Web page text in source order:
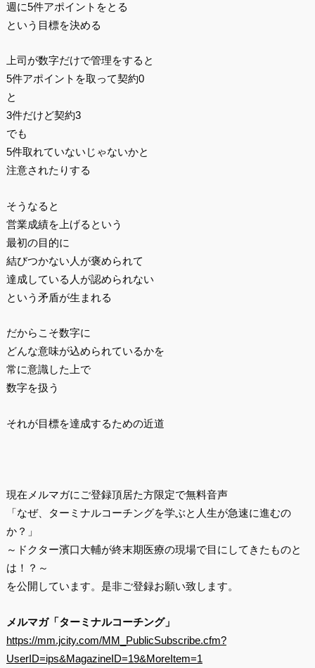
週に5件アポイントをとる
という目標を決める
上司が数字だけで管理をすると
5件アポイントを取って契約0
と
3件だけど契約3
でも
5件取れていないじゃないかと
注意されたりする
そうなると
営業成績を上げるという
最初の目的に
結びつかない人が褒められて
達成している人が認められない
という矛盾が生まれる
だからこそ数字に
どんな意味が込められているかを
常に意識した上で
数字を扱う
それが目標を達成するための近道
現在メルマガにご登録頂居た方限定で無料音声
「なぜ、ターミナルコーチングを学ぶと人生が急速に進むの
か？」
～ドクター濱口大輔が終末期医療の現場で目にしてきたものと
は！？～
を公開しています。是非ご登録お願い致します。
メルマガ「ターミナルコーチング」
https://mm.jcity.com/MM_PublicSubscribe.cfm?
UserID=ips&MagazineID=19&MoreItem=1